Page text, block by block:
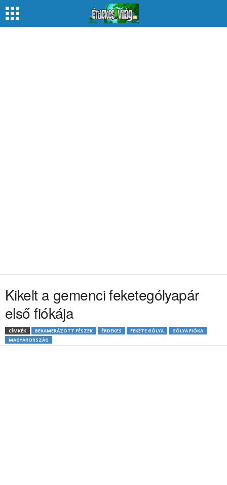
Kikelt a gemenci feketególyapár
első fiókája
CÍMKÉK BEKAMERÁZOTT FÉSZEK ÉRDEKES FEKETE GÓLYA
GÓLYA FIÓKA
MAGYARORSZÁG